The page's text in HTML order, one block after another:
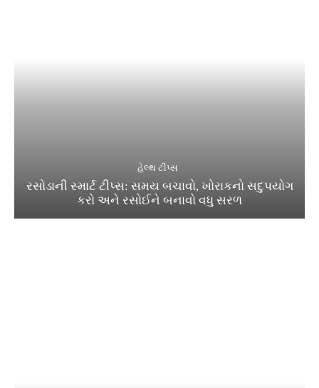
હેલ્થ ટીપ્સ
રસોડાની સ્માર્ટ ટીપ્સ: સમય બચાવો, ખોરાકનો સદુપયોગ
કરો અને રસોઈને બનાવો વધુ સરળ